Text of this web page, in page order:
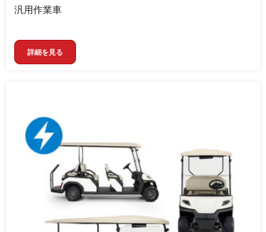
汎用作業車
詳細を見る